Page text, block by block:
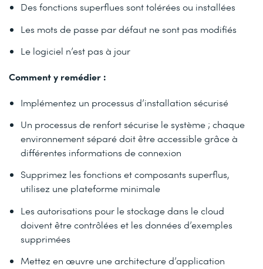
Des fonctions superflues sont tolérées ou installées
Les mots de passe par défaut ne sont pas modifiés
Le logiciel n’est pas à jour
Comment y remédier :
Implémentez un processus d’installation sécurisé
Un processus de renfort sécurise le système ; chaque
environnement séparé doit être accessible grâce à
différentes informations de connexion
Supprimez les fonctions et composants superflus,
utilisez une plateforme minimale
Les autorisations pour le stockage dans le cloud
doivent être contrôlées et les données d’exemples
supprimées
Mettez en œuvre une architecture d’application